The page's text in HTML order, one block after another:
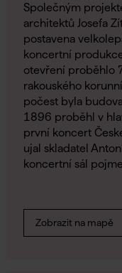
Společným
architektů Josefa
postavena
koncertní
otevření proběhlo
rakouského
počest byla
1896 proběhl v
první koncert
ujal skladatel
koncertní sál
Zobrazit na mapě